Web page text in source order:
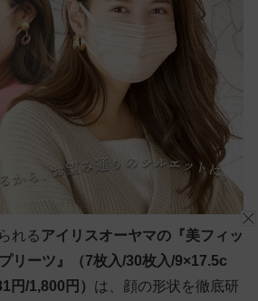
れるアイリスオーヤマの『美フィッ
リーツ』（7枚入/30枚入/9×17.5c
円/1,800円） は、顔の形状を徹底研